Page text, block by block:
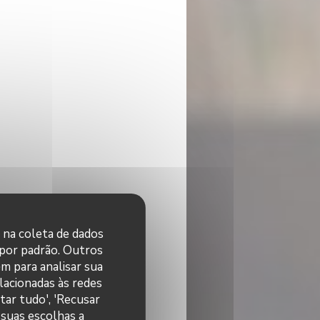
coleta de dados
padrão. Outros
para analisar sua
às redes
tudo', 'Recusar
escolhas a